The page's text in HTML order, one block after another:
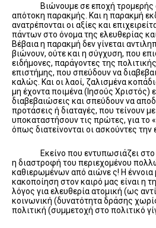
Βιώνουμε σε εποχή τρομερής
απότοκη παρακμής. Και η παρακμή
ανατρέπονται οι αξίες και
πάντων στο όνομα της ελευθερίας
Βέβαια η παρακμή δεν γίνεται
βιώνουν, ούτε και η σύγχυση, που
ειδήμονες, παράγοντες της
επιστήμης, που σπεύδουν να
καλώς. Και οι λαοί, ζαλισμένα
μη έχοντα ποιμένα (Ιησούς Χριστός)
διαβεβαιώσεις και σπεύδουν να
προτάσεις ή διαταγές, που τείνουν
υποκαταστήσουν τις πρώτες, για το
όπως διατείνονται οι ασκούντες την
Εκείνο που εντυπωσιάζει στο
η διαστροφή του περιεχομένου
καθιερωμένων από αιώνε ς! Η έννοια
κακοποίηση στον καιρό μας είναι η
λόγος για ελευθερία ατομική (ως
κοινωνική (δυνατότητα δράσης
πολιτική (συμμετοχή στο πολιτικό